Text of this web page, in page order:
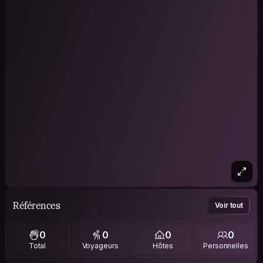
Références Voir tout
0
Total
0
Voyageurs
0
Hôtes
0
Personnelles